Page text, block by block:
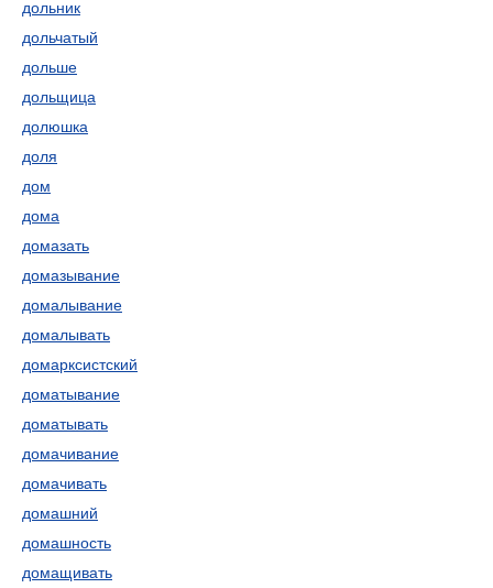
дольник
дольчатый
дольше
дольщица
долюшка
доля
дом
дома
домазать
домазывание
домалывание
домалывать
домарксистский
доматывание
доматывать
домачивание
домачивать
домашний
домашность
домащивать